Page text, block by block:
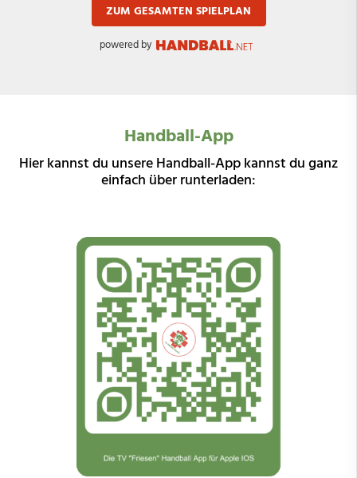
ZUM GESAMTEN SPIELPLAN
powered by
Handball-App
Hier kannst du unsere Handball-App kannst du ganz
einfach über runterladen: